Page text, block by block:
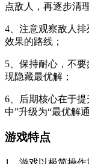
点敌人，再逐步清
4、注意观察敌人
效果的路线；
5、保持耐心，不
现隐藏最优解；
6、后期核心在于
中”升级为“最优解通
游戏特点